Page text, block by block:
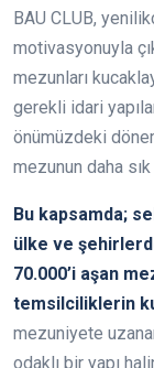
BAU CLUB,
motivasyonuyla
mezunları
gerekli idari
önümüzdeki
mezunun daha
Bu kapsamda;
ülke ve
70.000’i aşan
temsilciliklerin
mezuniyete
odaklı bir yapı